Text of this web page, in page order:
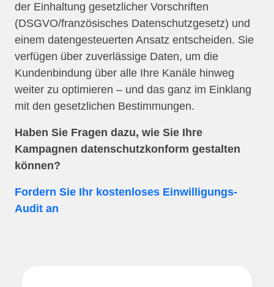
der Einhaltung gesetzlicher Vorschriften
(DSGVO/französisches Datenschutzgesetz) und
einem datengesteuerten Ansatz entscheiden. Sie
verfügen über zuverlässige Daten, um die
Kundenbindung über alle Ihre Kanäle hinweg
weiter zu optimieren – und das ganz im Einklang
mit den gesetzlichen Bestimmungen.
Haben Sie Fragen dazu, wie Sie Ihre
Kampagnen datenschutzkonform gestalten
können?
Fordern Sie Ihr kostenloses Einwilligungs-
Audit an